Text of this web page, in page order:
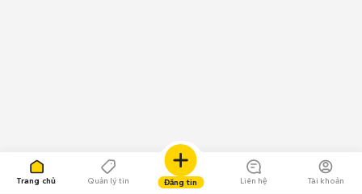
Trang chủ Quản lý tin Đăng tin Liên hệ Tài khoản